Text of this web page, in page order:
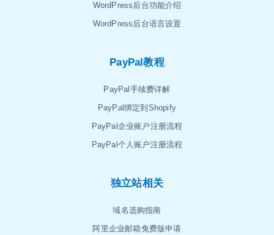
WordPress后台功能介绍
WordPress后台语言设置
PayPal教程
PayPal手续费详解
PayPal绑定到Shopify
PayPal企业账户注册流程
PayPal个人账户注册流程
独立站相关
域名选购指南
阿里企业邮箱免费版申请